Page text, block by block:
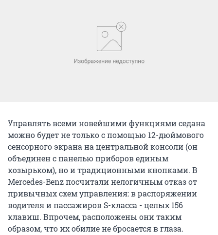
Управлять всеми новейшими функциями седана
можно будет не только с помощью 12-дюймового
сенсорного экрана на центральной консоли (он
объединен с панелью приборов единым
козырьком), но и традиционными кнопками. В
Mercedes-Benz посчитали нелогичным отказ от
привычных схем управления: в распоряжении
водителя и пассажиров S-класса - целых 156
клавиш. Впрочем, расположены они таким
образом, что их обилие не бросается в глаза.